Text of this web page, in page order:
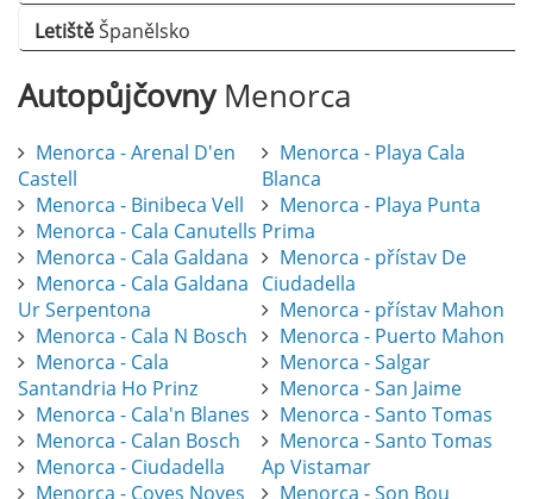
LetištěŠpanělsko
AutopůjčovnyMenorca
Menorca - Arenal D'en
Castell
Menorca - Binibeca Vell
Menorca - Cala Canutells
Menorca - Cala Galdana
Menorca - Cala Galdana
Ur Serpentona
Menorca - Cala N Bosch
Menorca - Cala
Santandria Ho Prinz
Menorca - Cala'n Blanes
Menorca - Calan Bosch
Menorca - Ciudadella
Menorca - Coves Noves
Menorca - Playa Cala
Blanca
Menorca - Playa Punta
Prima
Menorca - přístav De
Ciudadella
Menorca - přístav Mahon
Menorca - Puerto Mahon
Menorca - Salgar
Menorca - San Jaime
Menorca - Santo Tomas
Menorca - Santo Tomas
Ap Vistamar
Menorca - Son Bou